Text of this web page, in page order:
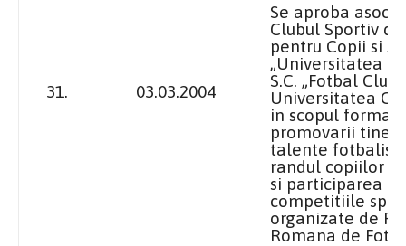
31. 03.03.2004
Se aproba
Clubul Sportiv
pentru Copii si
„Universitatea
S.C. „Fotbal Club
Universitatea
in scopul
promovarii
talente
randul copiilor
si participarea la
competitiile
organizate de
Romana de